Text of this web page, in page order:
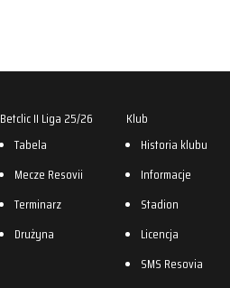
Betclic II Liga 25/26
Tabela
Mecze Resovii
Terminarz
Drużyna
Klub
Historia klubu
Informacje
Stadion
Licencja
SMS Resovia